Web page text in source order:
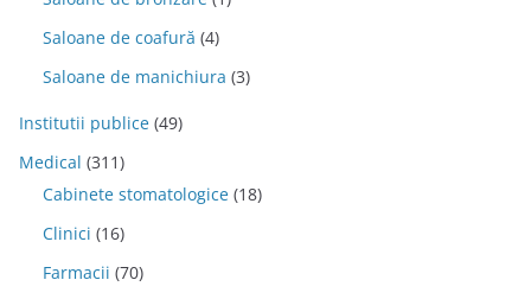
Saloane de coafură (4)
Saloane de manichiura (3)
Institutii publice (49)
Medical (311)
Cabinete stomatologice (18)
Clinici (16)
Farmacii (70)